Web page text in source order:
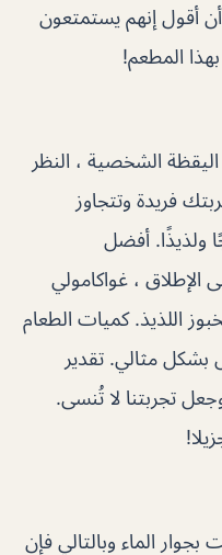
أقول إنهم يستمتعون
المطعم!
اليقظة الشخصية ، النظر
فريدة وتتجاوز
ولذيذًا. أفضل
الإطلاق ، غواكامولي
اللذيذ. كميات الطعام
مثالي. تقدير
تجربتنا لا تُنسى.
الماء وبالتالي فإن